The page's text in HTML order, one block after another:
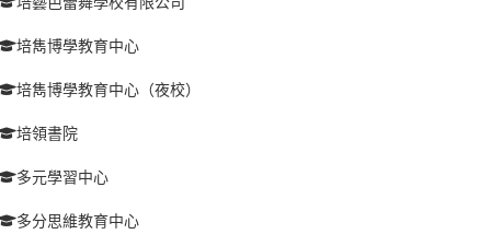
培雋博學教育中心
培雋博學教育中心（夜校）
培領書院
多元學習中心
多分思維教育中心